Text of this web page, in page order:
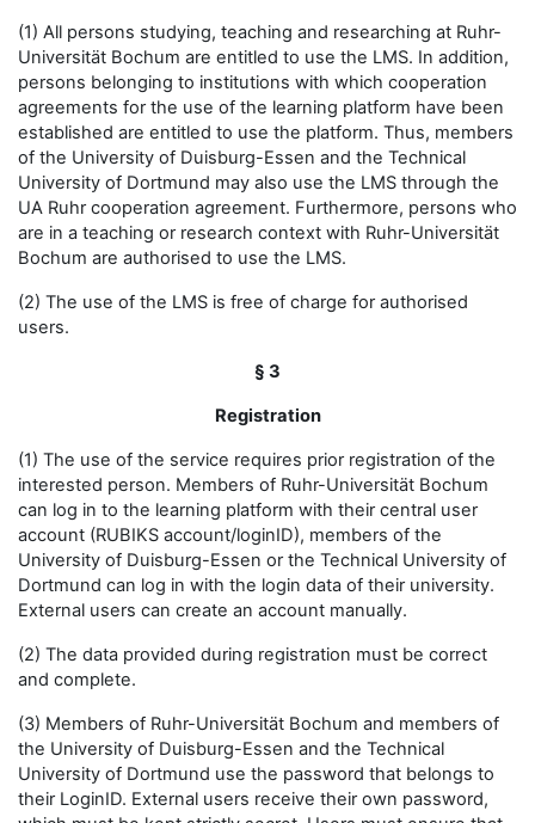
(1) All persons studying, teaching and researching at Ruhr-
Universität Bochum are entitled to use the LMS. In addition,
persons belonging to institutions with which cooperation
agreements for the use of the learning platform have been
established are entitled to use the platform. Thus, members
of the University of Duisburg-Essen and the Technical
University of Dortmund may also use the LMS through the
UA Ruhr cooperation agreement. Furthermore, persons who
are in a teaching or research context with Ruhr-Universität
Bochum are authorised to use the LMS.
(2) The use of the LMS is free of charge for authorised
users.
§ 3
Registration
(1) The use of the service requires prior registration of the
interested person. Members of Ruhr-Universität Bochum
can log in to the learning platform with their central user
account (RUBIKS account/loginID), members of the
University of Duisburg-Essen or the Technical University of
Dortmund can log in with the login data of their university.
External users can create an account manually.
(2) The data provided during registration must be correct
and complete.
(3) Members of Ruhr-Universität Bochum and members of
the University of Duisburg-Essen and the Technical
University of Dortmund use the password that belongs to
their LoginID. External users receive their own password,